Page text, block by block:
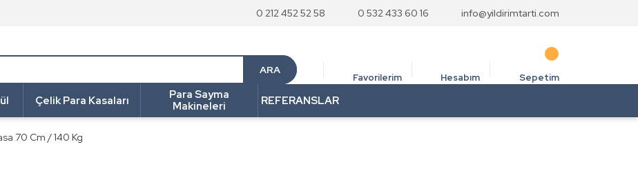
0 212 452 52 58 0 532 433 60 16 info@yildirimtarti.com
ARA
Favorilerim Hesabım Sepetim
Çelik Para Kasaları
Para Sayma
Makineleri
REFERANSLAR
70 Cm / 140 Kg